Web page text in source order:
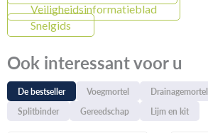
Veiligheidsinformatieblad
Snelgids
Ook interessant voor u
De bestseller Voegmortel Drainagemortel
Splitbinder
Gereedschap Lijm en kit